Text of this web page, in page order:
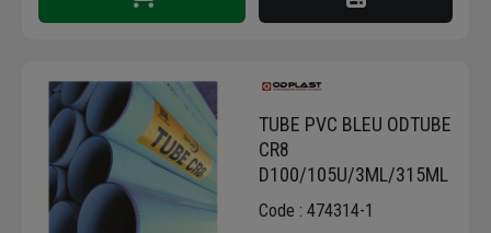
des équipements conçus et fabriqués en
processus de production permet à OD
PLAST de garantir des produits performants
pour vos travaux.
TUBE PVC BLEU ODTUBE
CR8
D100/105U/3ML/315ML
Code : 474314-1